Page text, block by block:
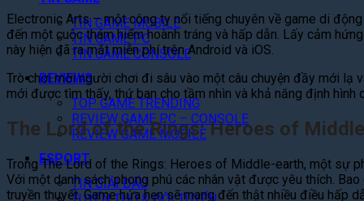
TIN GAME MOBILE
TIN GAME PC
TIN GAME CONSOLE
REVIEWS
TOP GAME TRENDING
REVIEW GAME PC – CONSOLE
REVIEW GAME MOBILE
ESPORT
TIN GIẢI ĐẤU
Electronic Arts – một công ty nổi tiếng chuyên về game di
đến một cuộc thám hiểm hoành tráng và hấp dẫn. Lấy cảm
này hiện đã ra mắt miễn phí trên Android và iOS.
Trò chơi mời người chơi đi sâu vào một câu chuyện đầy mới lạ
mới được tìm thấy, thứ ban cho tầm nhìn và khả năng định hình
The Lord of the Rings: Heroes of
Trong The Lord of the Rings: Heroes of Middle-earth, một sự
Với một danh sách phong phú các nhân vật được yêu thích.
truyền thuyết. Game hứa hẹn sẽ mang đến thật nhiều điều hấp